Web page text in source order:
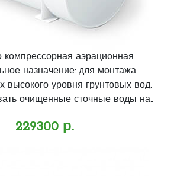
компрессорная аэрационная
назначение: для монтажа
высокого уровня грунтовых вод.
очищенные сточные воды на..
229300 р.